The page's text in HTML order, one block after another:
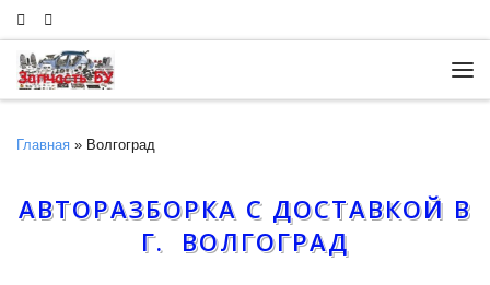
Skip to content
Главная » Волгоград
АВТОРАЗБОРКА С ДОСТАВКОЙ В
Г. ВОЛГОГРАД